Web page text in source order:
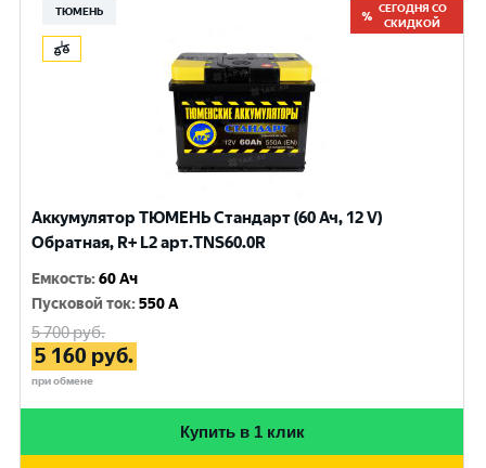
ТЮМЕНЬ
СЕГОДНЯ СО
СКИДКОЙ
Аккумулятор ТЮМЕНЬ Стандарт (60 Ач, 12 V)
Обратная, R+ L2 арт.TNS60.0R
Емкость:60 Ач
Пусковой ток:550 A
5 700руб.
5 160 руб.
при обмене
Купить в 1 клик